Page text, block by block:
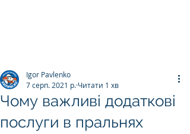
Чому важливі додаткові
послуги в пральнях
Igor Pavlenko
7 серп. 2021 р. Читати 1 хв